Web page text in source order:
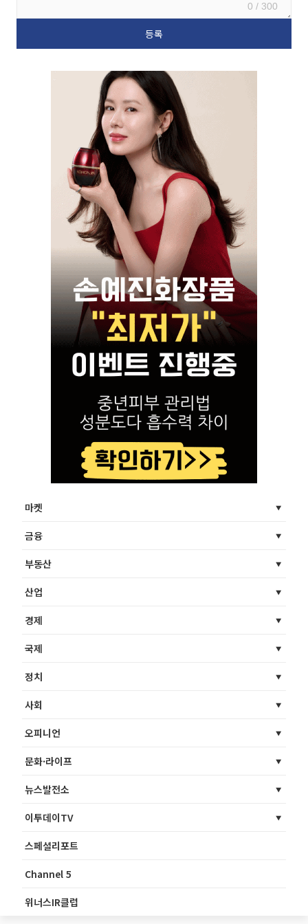
0 / 300
마켓
금융
부동산
산업
경제
국제
정치
사회
오피니언
문화·라이프
뉴스발전소
이투데이TV
스페셜리포트
Channel 5
위너스IR클럽